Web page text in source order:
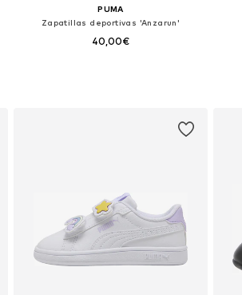
PUMA
Zapatillas deportivas 'Anzarun'
40,00€